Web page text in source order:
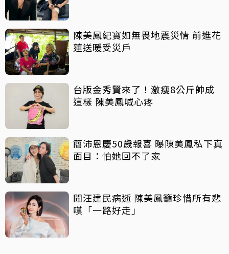
陳美鳳紀寶如無畏地震災情 前進花
蓮送暖受災戶
台版金秀賢來了！激瘦8公斤帥成
這樣 陳美鳳喊心疼
簡沛恩慶50歲報喜 曝陳美鳳私下真
面目：怕她回不了家
聞汪建民病逝 陳美鳳籲珍惜所有悲
嘆「一路好走」